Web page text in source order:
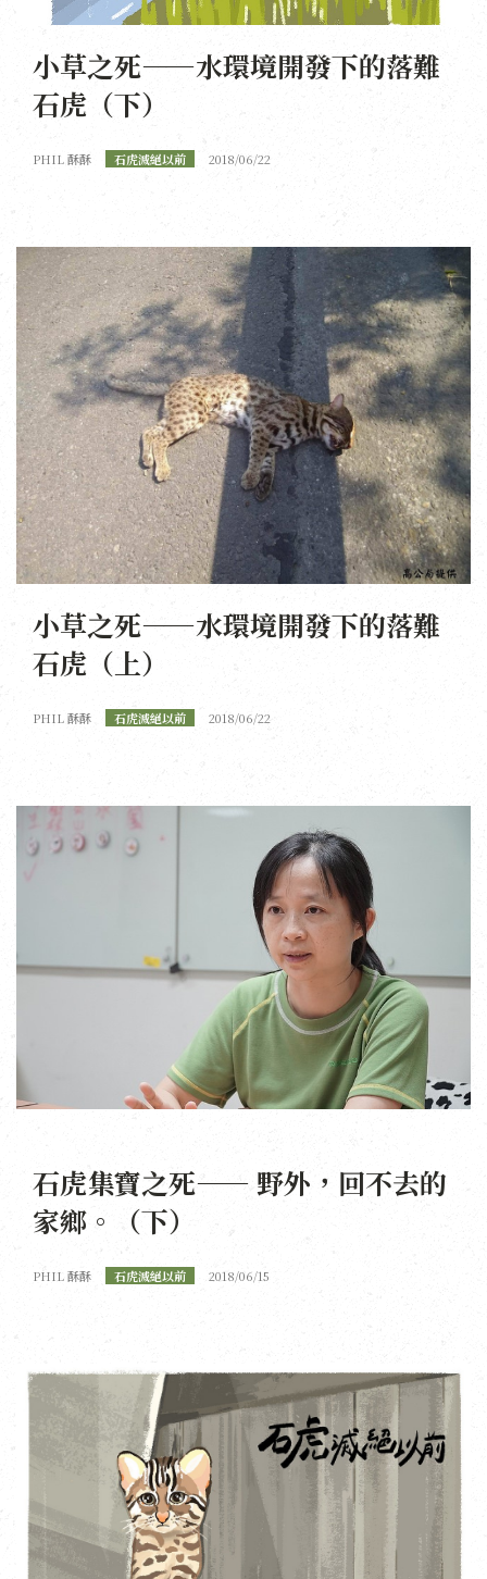
小草之死——水環境開發下的落難
石虎（下）
PHIL 酥酥 石虎滅絕以前 2018/06/22
小草之死——水環境開發下的落難
石虎（上）
PHIL 酥酥 石虎滅絕以前 2018/06/22
石虎集寶之死—— 野外，回不去的
家鄉。（下）
PHIL 酥酥 石虎滅絕以前 2018/06/15